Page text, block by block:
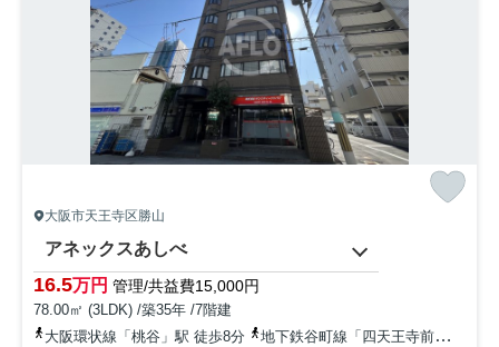
大阪市天王寺区勝山
アネックスあしべ
16.5万円 管理/共益費15,000円
78.00㎡ (3LDK) /築35年 /7階建
大阪環状線「桃谷」駅 徒歩8分
地下鉄谷町線「四天王寺前夕陽ヶ丘」駅 徒歩14分